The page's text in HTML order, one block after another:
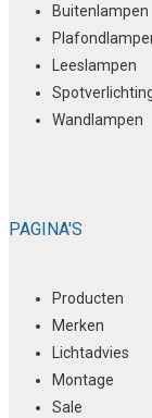
Buitenlampen
Leeslampen
Wandlampen
PAGINA'S
Producten
Merken
Lichtadvies
Montage
Sale